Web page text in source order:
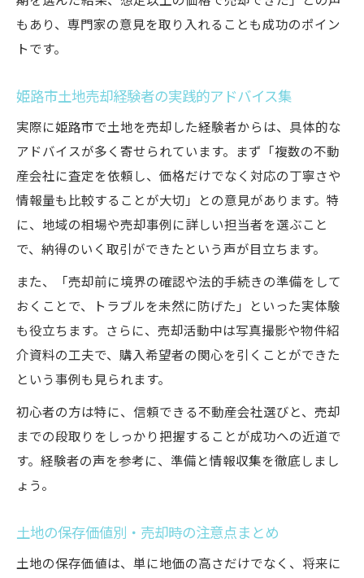
もあり、専門家の意見を取り入れることも成功のポイン
トです。
姫路市土地売却経験者の実践的アドバイス集
実際に姫路市で土地を売却した経験者からは、具体的な
アドバイスが多く寄せられています。まず「複数の不動
産会社に査定を依頼し、価格だけでなく対応の丁寧さや
情報量も比較することが大切」との意見があります。特
に、地域の相場や売却事例に詳しい担当者を選ぶこと
で、納得のいく取引ができたという声が目立ちます。
また、「売却前に境界の確認や法的手続きの準備をして
おくことで、トラブルを未然に防げた」といった実体験
も役立ちます。さらに、売却活動中は写真撮影や物件紹
介資料の工夫で、購入希望者の関心を引くことができた
という事例も見られます。
初心者の方は特に、信頼できる不動産会社選びと、売却
までの段取りをしっかり把握することが成功への近道で
す。経験者の声を参考に、準備と情報収集を徹底しまし
ょう。
土地の保存価値別・売却時の注意点まとめ
土地の保存価値は、単に地価の高さだけでなく、将来に